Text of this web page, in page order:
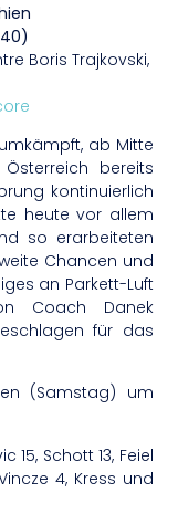
Boris Trajkovski,
ab Mitte
bereits
kontinuierlich
heute vor allem
so erarbeiteten
Chancen und
an Parkett-Luft
Coach Danek
für das
(Samstag) um
15, Schott 13, Feiel
4, Kress und